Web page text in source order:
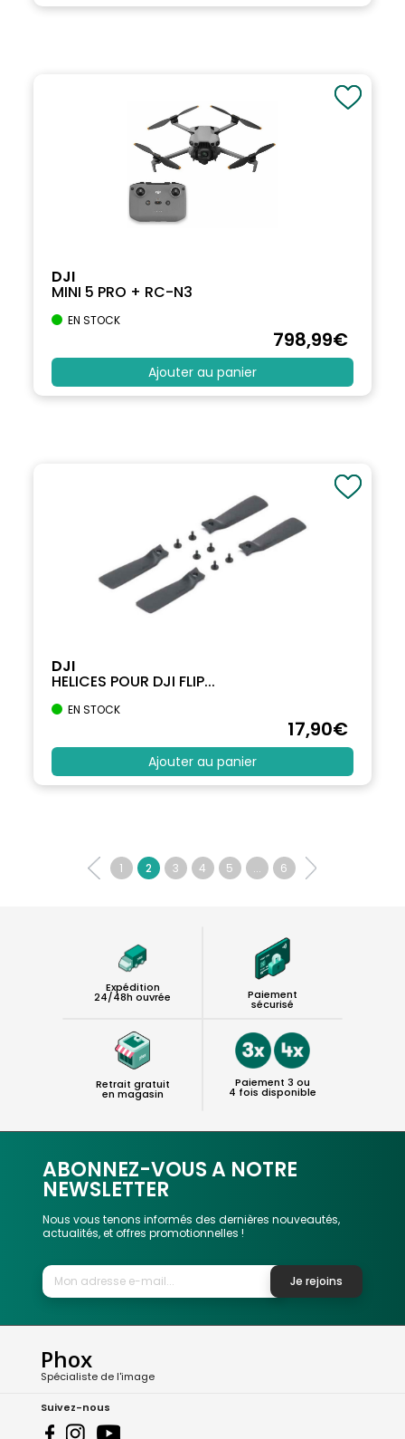
DJI
MINI 5 PRO + RC-N3
EN STOCK
798,99€
Ajouter au panier
DJI
HELICES POUR DJI FLIP...
EN STOCK
17,90€
Ajouter au panier
1 2 3 4 5 ... 6
Expédition
24/48h ouvrée Paiement
sécurisé
Retrait gratuit
en magasin
Paiement 3 ou
4 fois disponible
ABONNEZ-VOUS A NOTRE
NEWSLETTER
Nous vous tenons informés des dernières nouveautés,
actualités, et offres promotionnelles !
Je rejoins
Phox
Spécialiste de l'image
Suivez-nous